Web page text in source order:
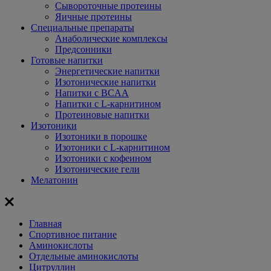
Сывороточные протеины
Яичные протеины
Специальные препараты
Анаболические комплексы
Предсонники
Готовые напитки
Энергетические напитки
Изотонические напитки
Напитки с BCAA
Напитки с L-карнитином
Протеиновые напитки
Изотоники
Изотоники в порошке
Изотоники с L-карнитином
Изотоники с кофеином
Изотонические гели
Мелатонин
Главная
Спортивное питание
Аминокислоты
Отдельные аминокислоты
Цитруллин